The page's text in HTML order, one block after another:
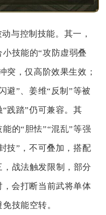
与控制技能。其一，
技能的“攻防虚弱叠
突，仅高阶效果生效；
避”、姜维“反制”等被
践踏”仍可兼容。其
的“胆怯”“混乱”等强
技”，不可叠加，搭配
战法触发限制，部分
会打断当前武将单体
技能空转。